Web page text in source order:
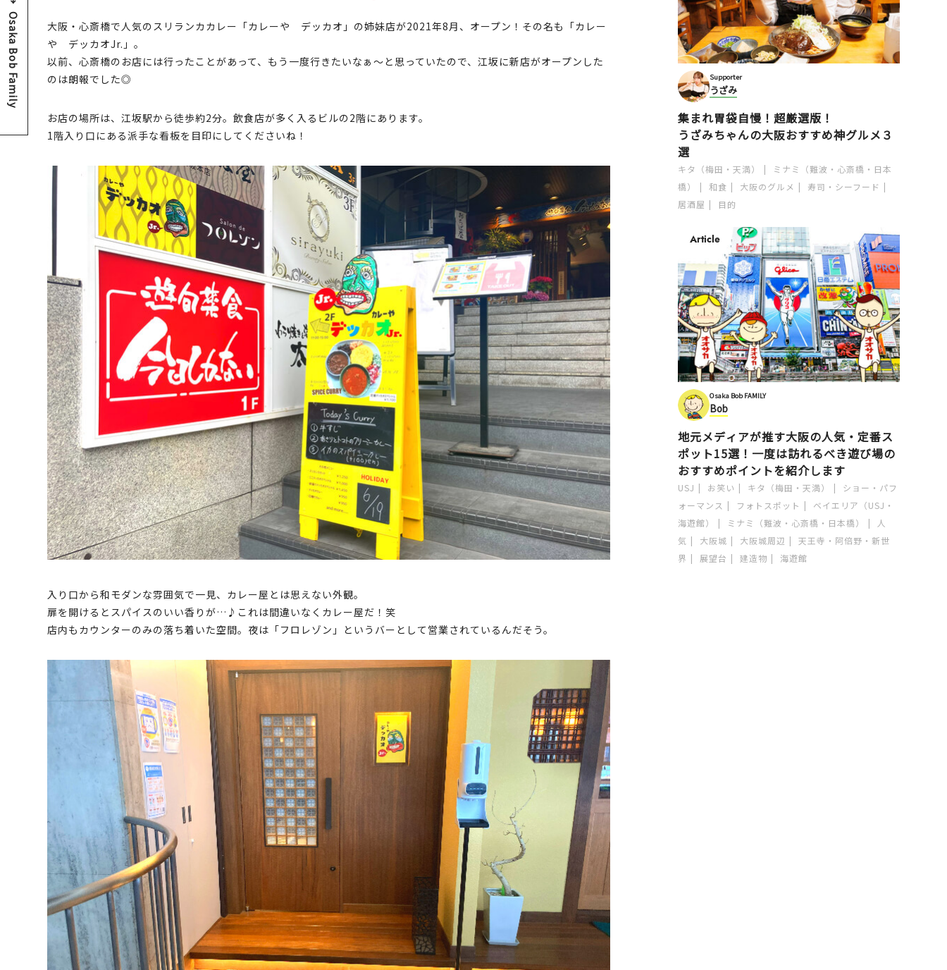
Osaka Bob Family
大阪・心斎橋で人気のスリランカカレー「カレーや デッカオ」の姉妹店が2021年8月、オープン！その名も「カレー
や デッカオJr.」。
以前、心斎橋のお店には行ったことがあって、もう一度行きたいなぁ～と思っていたので、江坂に新店がオープンした
のは朗報でした◎
お店の場所は、江坂駅から徒歩約2分。飲食店が多く入るビルの2階にあります。
1階入り口にある派手な看板を目印にしてくださいね！
入り口から和モダンな雰囲気で一見、カレー屋とは思えない外観。
扉を開けるとスパイスのいい香りが…♪これは間違いなくカレー屋だ！笑
店内もカウンターのみの落ち着いた空間。夜は「フロレゾン」というバーとして営業されているんだそう。
Supporter
うざみ
集まれ胃袋自慢！超厳選版！
うざみちゃんの大阪おすすめ神グルメ３
選
キタ（梅田・天満）
ミナミ（難波・心斎橋・日本
橋）
和食 大阪のグルメ
寿司・シーフード
居酒屋
目的
Article
Osaka Bob FAMILY
Bob
地元メディアが推す大阪の人気・定番ス
ポット15選！一度は訪れるべき遊び場の
おすすめポイントを紹介します
USJ お笑い キタ（梅田・天満）
ショー・パフ
ォーマンス
フォトスポット
ベイエリア（USJ・
海遊館）
ミナミ（難波・心斎橋・日本橋）
人
気
大阪城 大阪城周辺
天王寺・阿倍野・新世
界
展望台 建造物 海遊館